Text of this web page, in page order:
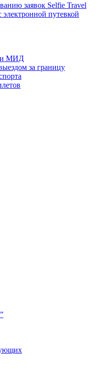
заявок Selfie Travel
путевкой
МИД
за границу